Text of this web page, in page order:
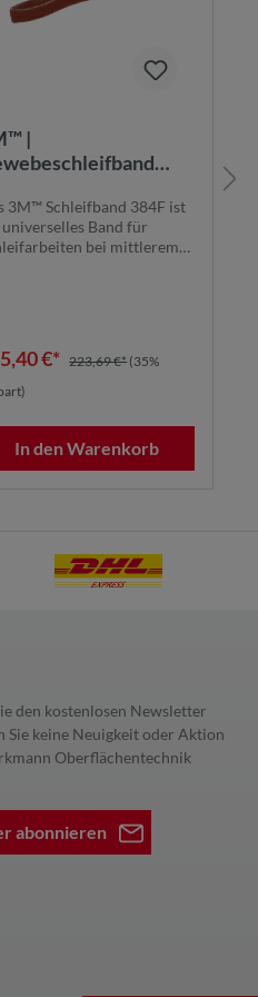
|
| 120+ |
|
3M™ Schleifband 384F ist
Band für
bei mittlerem
€* 223,69 €* (35%
In den Warenkorb
den kostenlosen Newsletter
Sie keine Neuigkeit oder Aktion
Oberflächentechnik
abonnieren